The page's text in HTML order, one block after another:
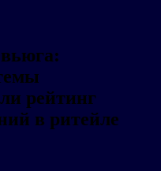
рейтинг
в ритейле